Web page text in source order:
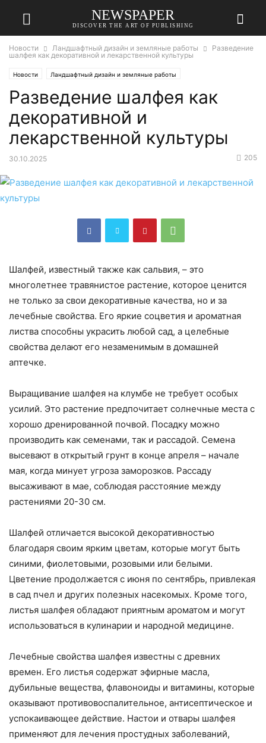
NEWSPAPER
DISCOVER THE ART OF PUBLISHING
Новости Ландшафтный дизайн и земляные работы
Разведение
шалфея как декоративной и лекарственной культуры
Новости Ландшафтный дизайн и земляные работы
Разведение шалфея как
декоративной и
лекарственной культуры
30.10.2025 205
Шалфей, известный также как сальвия, – это
многолетнее травянистое растение, которое ценится
не только за свои декоративные качества, но и за
лечебные свойства. Его яркие соцветия и ароматная
листва способны украсить любой сад, а целебные
свойства делают его незаменимым в домашней
аптечке.
Выращивание шалфея на клумбе не требует особых
усилий. Это растение предпочитает солнечные места с
хорошо дренированной почвой. Посадку можно
производить как семенами, так и рассадой. Семена
высевают в открытый грунт в конце апреля – начале
мая, когда минует угроза заморозков. Рассаду
высаживают в мае, соблюдая расстояние между
растениями 20-30 см.
Шалфей отличается высокой декоративностью
благодаря своим ярким цветам, которые могут быть
синими, фиолетовыми, розовыми или белыми.
Цветение продолжается с июня по сентябрь, привлекая
в сад пчел и других полезных насекомых. Кроме того,
листья шалфея обладают приятным ароматом и могут
использоваться в кулинарии и народной медицине.
Лечебные свойства шалфея известны с древних
времен. Его листья содержат эфирные масла,
дубильные вещества, флавоноиды и витамины, которые
оказывают противовоспалительное, антисептическое и
успокаивающее действие. Настои и отвары шалфея
применяют для лечения простудных заболеваний,